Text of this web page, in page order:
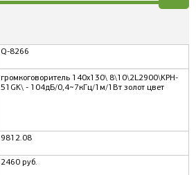
Q-8266
громкоговоритель 140x130\ 8\10\2L2900\KPH-
51GK\ - 104дБ/0,4~7кГц/1м/1Вт золот цвет
9812.08
2460 руб.